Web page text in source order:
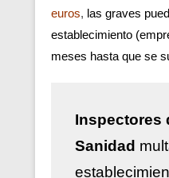
euros, las graves
establecimiento
meses hasta que se
Inspectores
Sanidad